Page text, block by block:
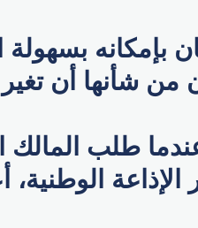
بإمكانه بسهولة
من شأنها أن تغير
طلب المالك
الإذاعة الوطنية،